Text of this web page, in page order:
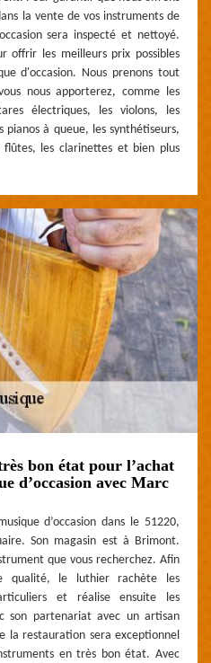
la vente de vos instruments de
sera inspecté et nettoyé.
offrir les meilleurs prix possibles
d'occasion. Nous prenons tout
nous apporterez, comme les
électriques, les violons, les
à queue, les synthétiseurs,
flûtes, les clarinettes et bien plus
bon état pour l’achat
d’occasion avec Marc
d’occasion dans le 51220,
Son magasin est à Brimont.
que vous recherchez. Afin
qualité, le luthier rachète les
et réalise ensuite les
son partenariat avec un artisan
restauration sera exceptionnel
en très bon état. Avec